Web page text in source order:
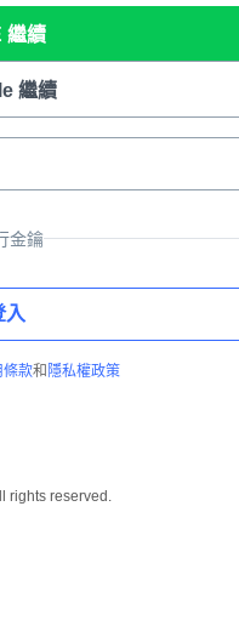
繼續
繼續
金鑰
入
條款和 隱私權政策
rights reserved.